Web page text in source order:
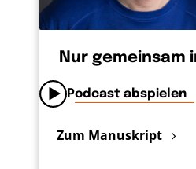
Nur gemeinsam
Podcast abspielen
Zum Manuskript